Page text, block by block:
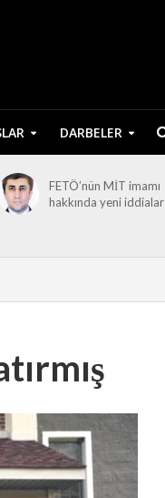
DARBELER
FETÖ’nün MİT imamı
hakkında yeni iddialar